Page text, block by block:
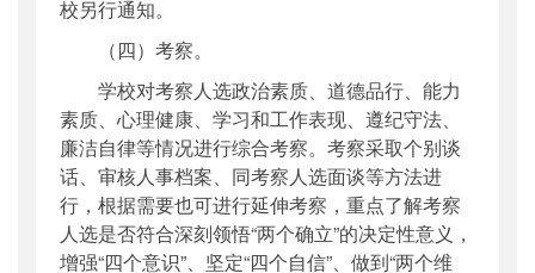
校另行通知。
（四）考察。
学校对考察人选政治素质、道德品行、能力
素质、心理健康、学习和工作表现、遵纪守法、
廉洁自律等情况进行综合考察。考察采取个别谈
话、审核人事档案、同考察人选面谈等方法进
行，根据需要也可进行延伸考察，重点了解考察
人选是否符合深刻领悟“两个确立”的决定性意义，
增强“四个意识”、坚定“四个自信”、做到“两个维